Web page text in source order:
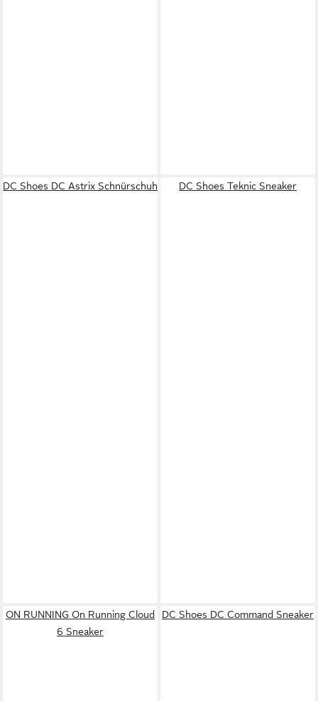
DC Shoes DC Astrix Schnürschuh DC Shoes Teknic Sneaker
ON RUNNING On Running Cloud
6 Sneaker
DC Shoes DC Command Sneaker